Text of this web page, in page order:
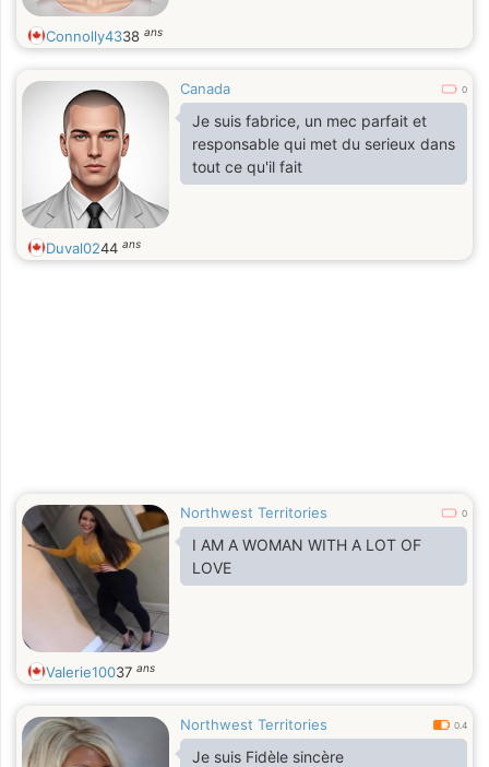
Connolly4338 ans
Canada 0
Je suis fabrice, un mec parfait et
responsable qui met du serieux dans
tout ce qu'il fait
Duval0244 ans
Northwest Territories 0
I AM A WOMAN WITH A LOT OF
LOVE
Valerie10037 ans
Northwest Territories 0.4
Je suis Fidèle sincère